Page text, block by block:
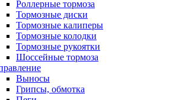
Роллерные тормоза
Тормозные диски
Тормозные калиперы
Тормозные колодки
Тормозные рукоятки
Шоссейные тормоза
Выносы
Грипсы, обмотка